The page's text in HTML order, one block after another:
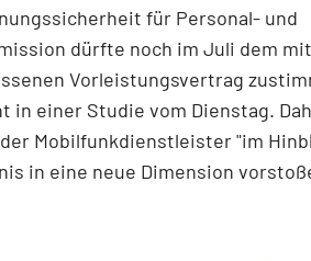
für Personal- und
dürfte noch im Juli dem mit
Vorleistungsvertrag
in einer Studie vom Dienstag.
Mobilfunkdienstleister "im
in eine neue Dimension